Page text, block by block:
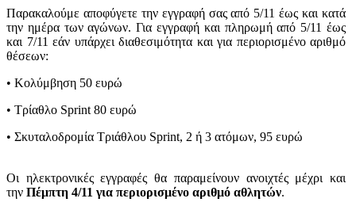
Παρακαλούμε αποφύγετε την εγγραφή σας από 5/11 έως και κατά
την ημέρα των αγώνων. Για εγγραφή και πληρωμή από 5/11 έως
και 7/11 εάν υπάρχει διαθεσιμότητα και για περιορισμένο αριθμό
θέσεων:
• Κολύμβηση 50 ευρώ
• Τρίαθλο Sprint 80 ευρώ
• Σκυταλοδρομία Τριάθλου Sprint, 2 ή 3 ατόμων, 95 ευρώ
Οι ηλεκτρονικές εγγραφές θα παραμείνουν ανοιχτές μέχρι και
την Πέμπτη 4/11 για περιορισμένο αριθμό αθλητών.